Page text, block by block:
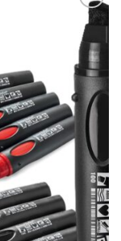
zum
Merkzettel
hinzufügen